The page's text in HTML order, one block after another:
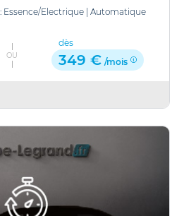
Essence/Electrique Automatique
OU
dès
349 € /mois